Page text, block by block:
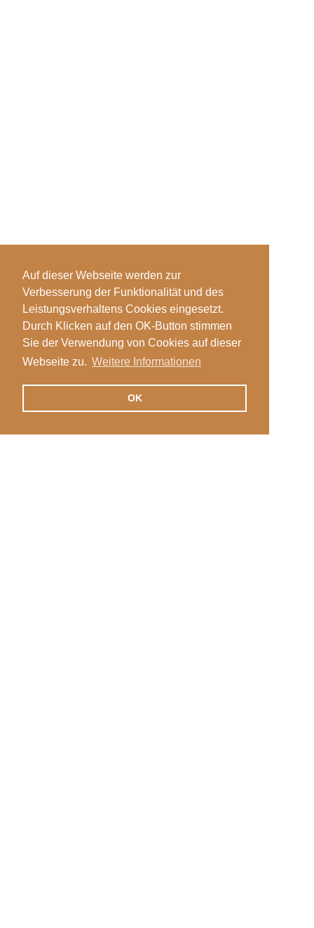
Auf dieser Webseite werden zur
Verbesserung der Funktionalität und des
Leistungsverhaltens Cookies eingesetzt.
Durch Klicken auf den OK-Button stimmen
Sie der Verwendung von Cookies auf dieser
Webseite zu. Weitere Informationen
OK